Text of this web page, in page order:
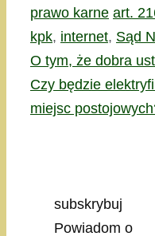
Kategorie
prawo karne Tagi
art.
kpk, internet, Sąd
O tym, że dobra
Czy będzie
miejsc
subskrybuj
Powiadom o